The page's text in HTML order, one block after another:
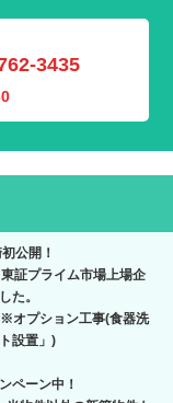
3435
公開！
証プライム市場上場企
た。
オプション工事(食器洗
設置」)
ペーン中！